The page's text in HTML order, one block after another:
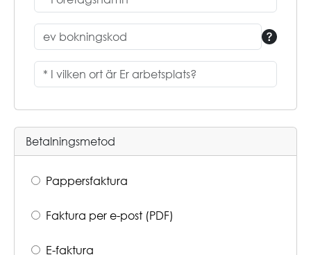
Betalningsmetod
Pappersfaktura
Faktura per e-post (PDF)
E-faktura